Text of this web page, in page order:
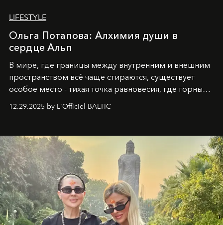
LIFESTYLE
Ольга Потапова: Алхимия души в
сердце Альп
В мире, где границы между внутренним и внешним
пространством всё чаще стираются, существует
особое место - тихая точка равновесия, где горные
вершины Швейцарии встречаются с бездонными
глубинами человеческой души. Здесь, на стыке
Ольга Потапова - женщина, чей путь от поиска
истины превратился в искусство превращения
человеческих кризисов в возможности для
возрождения.
12.29.2025 by L'Officiel BALTIC